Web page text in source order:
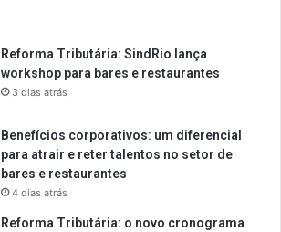
Reforma Tributária: SindRio lança
workshop para bares e restaurantes
3 dias atrás
Benefícios corporativos: um diferencial
para atrair e reter talentos no setor de
bares e restaurantes
4 dias atrás
Reforma Tributária: o novo cronograma